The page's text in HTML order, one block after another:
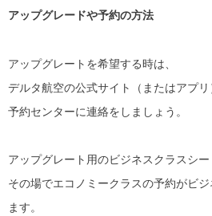
アップグレードや予約の方法
アップグレートを希望する時は、
デルタ航空の公式サイト（またはアプリ
予約センターに連絡をしましょう。
アップグレート用のビジネスクラスシー
その場でエコノミークラスの予約がビ
ます。